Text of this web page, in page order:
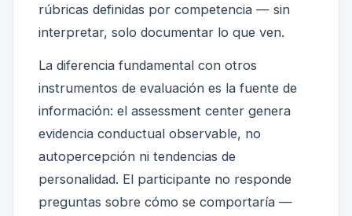
rúbricas definidas por competencia — sin
interpretar, solo documentar lo que ven.
La diferencia fundamental con otros
instrumentos de evaluación es la fuente de
información: el assessment center genera
evidencia conductual observable, no
autopercepción ni tendencias de
personalidad. El participante no responde
preguntas sobre cómo se comportaría —